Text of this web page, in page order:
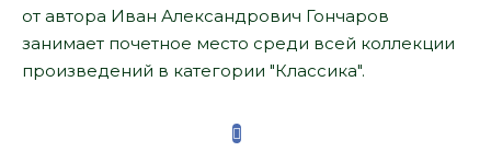
от автора Иван Александрович Гончаров
занимает почетное место среди всей коллекции
произведений в категории "Классика".